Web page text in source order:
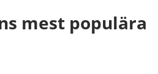
mest populära